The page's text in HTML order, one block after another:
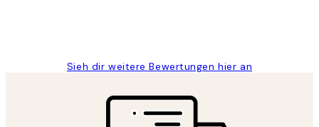
Sieh dir weitere Bewertungen hier an